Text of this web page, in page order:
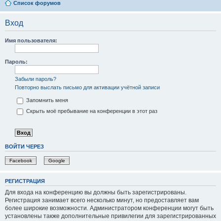
Список форумов
Вход
Имя пользователя:
Пароль:
Забыли пароль?
Повторно выслать письмо для активации учётной записи
Запомнить меня
Скрыть моё пребывание на конференции в этот раз
ВОЙТИ ЧЕРЕЗ
Facebook Google
РЕГИСТРАЦИЯ
Для входа на конференцию вы должны быть зарегистрированы.
Регистрация занимает всего несколько минут, но предоставляет вам
более широкие возможности. Администратором конференции могут быть
установлены также дополнительные привилегии для зарегистрированных